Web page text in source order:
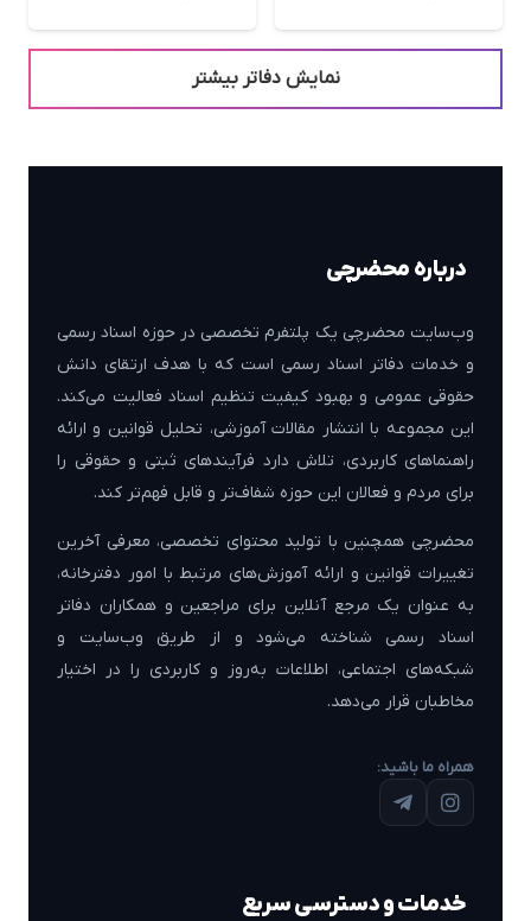
نمایش دفاتر بیشتر
درباره محضرچی
وب‌سایت محضرچی یک پلتفرم تخصصی در حوزه اسناد رسمی
و خدمات دفاتر اسناد رسمی است که با هدف ارتقای دانش
حقوقی عمومی و بهبود کیفیت تنظیم اسناد فعالیت می‌کند.
این مجموعه با انتشار مقالات آموزشی، تحلیل قوانین و ارائه
راهنماهای کاربردی، تلاش دارد فرآیندهای ثبتی و حقوقی را
برای مردم و فعالان این حوزه شفاف‌تر و قابل فهم‌تر کند.
محضرچی همچنین با تولید محتوای تخصصی، معرفی آخرین
تغییرات قوانین و ارائه آموزش‌های مرتبط با امور دفترخانه،
به عنوان یک مرجع آنلاین برای مراجعین و همکاران دفاتر
اسناد رسمی شناخته می‌شود و از طریق وب‌سایت و
شبکه‌های اجتماعی، اطلاعات به‌روز و کاربردی را در اختیار
مخاطبان قرار می‌دهد.
همراه ما باشید:
خدمات و دسترسی سریع